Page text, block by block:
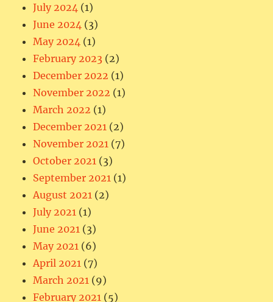
July 2024 (1)
June 2024 (3)
May 2024 (1)
February 2023 (2)
December 2022 (1)
November 2022 (1)
March 2022 (1)
December 2021 (2)
November 2021 (7)
October 2021 (3)
September 2021 (1)
August 2021 (2)
July 2021 (1)
June 2021 (3)
May 2021 (6)
April 2021 (7)
March 2021 (9)
February 2021 (5)